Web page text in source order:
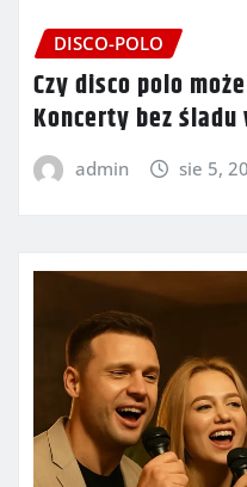
DISCO-POLO
Czy disco polo
Koncerty bez
admin sie 5,